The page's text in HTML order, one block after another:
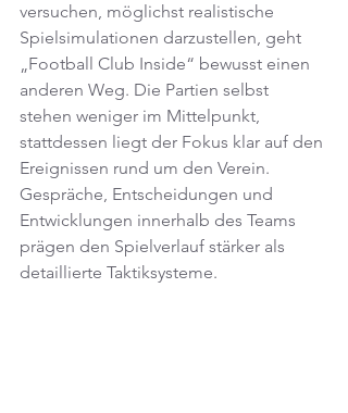
versuchen, möglichst realistische
Spielsimulationen darzustellen, geht
„Football Club Inside“ bewusst einen
anderen Weg. Die Partien selbst
stehen weniger im Mittelpunkt,
stattdessen liegt der Fokus klar auf den
Ereignissen rund um den Verein.
Gespräche, Entscheidungen und
Entwicklungen innerhalb des Teams
prägen den Spielverlauf stärker als
detaillierte Taktiksysteme.